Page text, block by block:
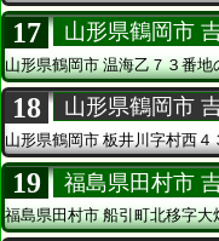
17 山形県鶴岡市
山形県鶴岡市温海乙７３番地
18 山形県鶴岡市
山形県鶴岡市 板井川字村西４
19 福島県田村市
福島県田村市船引町北移字大